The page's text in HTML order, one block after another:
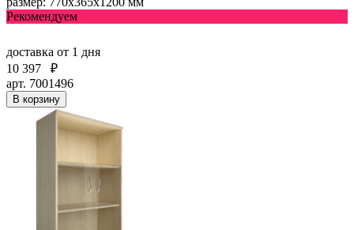
Рекомендуем
доставка от 1 дня
10 397
₽
арт. 7001496
В корзину